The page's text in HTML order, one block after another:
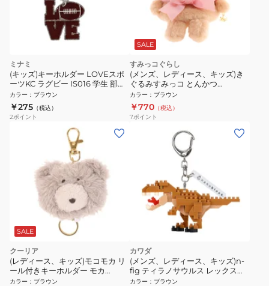
ミナミ
(キッズ)キーホルダー LOVEスポ
ーツKC ラグビー IS016 学生 部活
スポーツ 運動 記念品 スクバ チー
ムメイト 友達
カラー ： ブラウン
￥275 （税込）
2ポイント
SALE
すみっコぐらし
(メンズ、レディース、キッズ)き
ぐるみすみっコ とんかつ
MY26201
カラー ： ブラウン
￥770 （税込）
7ポイント
SALE
クーリア
(レディース、キッズ)モコモカ リ
ール付きキーホルダー モカ
59809
カラー ： ブラウン
カワダ
(メンズ、レディース、キッズ)n-
fig ティラノサウルス レックス
NFG-17
カラー ： ブラウン